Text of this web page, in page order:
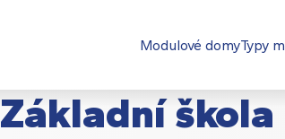
Modulové domyTypy
Základní škola